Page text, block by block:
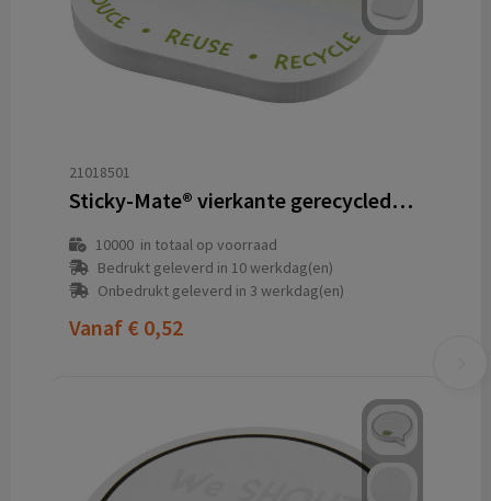
21018501
Sticky-Mate® vierkante gerecyclede sticky notes
10000in totaal op voorraad
Bedrukt geleverd in 10 werkdag(en)
Onbedrukt geleverd in 3 werkdag(en)
Vanaf € 0,52